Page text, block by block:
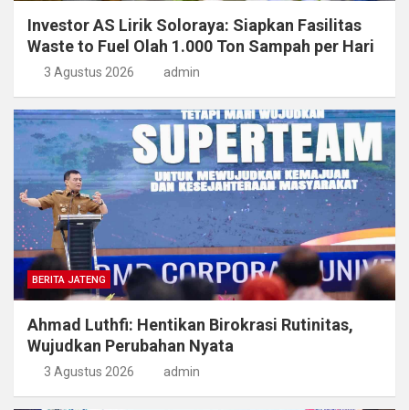
Investor AS Lirik Soloraya: Siapkan Fasilitas
Waste to Fuel Olah 1.000 Ton Sampah per Hari
3 Agustus 2026 admin
BERITA JATENG
Ahmad Luthfi: Hentikan Birokrasi Rutinitas,
Wujudkan Perubahan Nyata
3 Agustus 2026 admin